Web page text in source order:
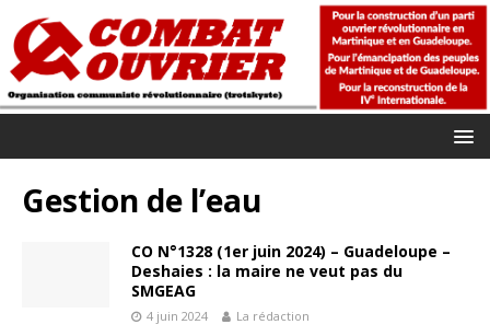
Gestion de l’eau
CO N°1328 (1er juin 2024) – Guadeloupe –
Deshaies : la maire ne veut pas du
SMGEAG
4 juin 2024 La rédaction